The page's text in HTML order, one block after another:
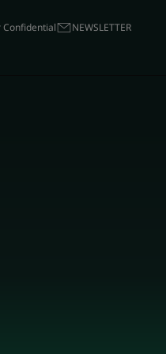
Confidential ΝΕWSLETTER